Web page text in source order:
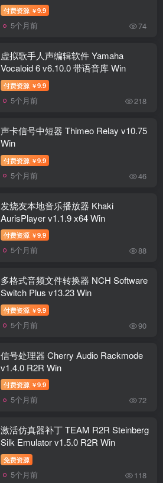
付费资源 ￥9.9
5个月前 74
虚拟歌手人声编辑软件 Yamaha
Vocaloid 6 v6.10.0 带语音库 Win
付费资源 ￥9.9
5个月前 218
声卡信号中短器 Thimeo Relay v10.75
Win
付费资源 ￥9.9
5个月前 46
发烧友本地音乐播放器 Khaki
AurisPlayer v1.1.9 x64 Win
付费资源 ￥9.9
5个月前 88
多格式音频文件转换器 NCH Software
Switch Plus v13.23 Win
付费资源 ￥9.9
5个月前 90
信号处理器 Cherry Audio Rackmode
v1.4.0 R2R Win
付费资源 ￥9.9
5个月前 72
激活仿真器补丁 TEAM R2R Steinberg
Silk Emulator v1.5.0 R2R Win
免费资源
5个月前 118